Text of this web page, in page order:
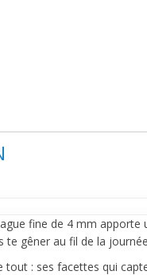
fine de 4 mm apporte
te gêner au fil de la
tout : ses facettes qui